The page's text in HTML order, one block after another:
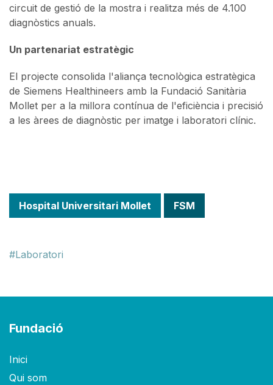
circuit de gestió de la mostra i realitza més de 4.100
diagnòstics anuals.
Un partenariat estratègic
El projecte consolida l'aliança tecnològica estratègica
de Siemens Healthineers amb la Fundació Sanitària
Mollet per a la millora contínua de l'eficiència i precisió
a les àrees de diagnòstic per imatge i laboratori clínic.
Hospital Universitari Mollet FSM
Laboratori
Fundació
Inici
Qui som